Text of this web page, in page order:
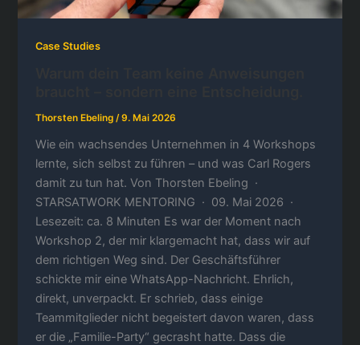
Case Studies
Thorsten Ebeling/9. Mai 2026
Wie ein wachsendes Unternehmen in 4 Workshops
lernte, sich selbst zu führen – und was Carl Rogers
damit zu tun hat. Von Thorsten Ebeling ·
STARSATWORK MENTORING · 09. Mai 2026 ·
Lesezeit: ca. 8 Minuten Es war der Moment nach
Workshop 2, der mir klargemacht hat, dass wir auf
dem richtigen Weg sind. Der Geschäftsführer
schickte mir eine WhatsApp-Nachricht. Ehrlich,
direkt, unverpackt. Er schrieb, dass einige
Teammitglieder nicht begeistert davon waren, dass
er die „Familie-Party“ gecrasht hatte. Dass die